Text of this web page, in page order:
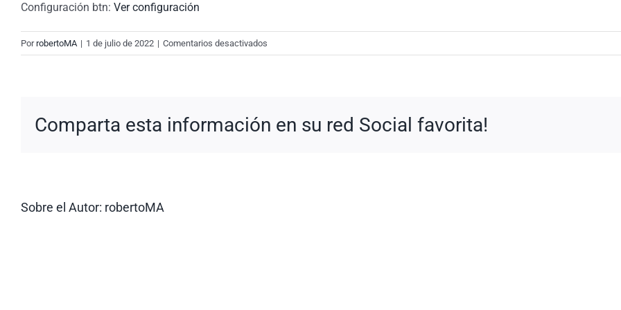
Configuración btn: Ver configuración
PorrobertoMA | 1 de julio de 2022 | Comentarios desactivados
New
Comparta esta información en su red Social favorita!
Sobre el Autor: robertoMA